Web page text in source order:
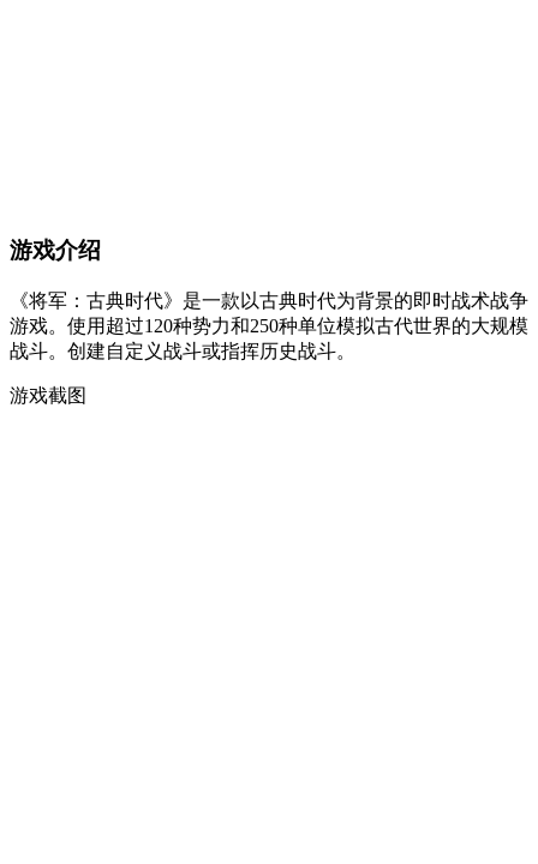
游戏介绍
《将军：古典时代》是一款以古典时代为背景的即时战术战争
游戏。使用超过120种势力和250种单位模拟古代世界的大规模
战斗。创建自定义战斗或指挥历史战斗。
游戏截图